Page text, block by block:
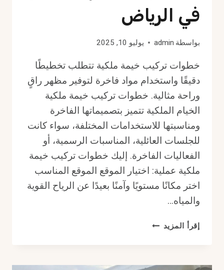
في الرياض
بواسطة admin يوليو 10, 2025
خطوات تركيب خيمة ملكية تتطلب تخطيطًا
دقيقًا واستخدام مواد فاخرة لتوفير مظهر راقٍ
وراحة مثالية. خطوات تركيب خيمة ملكية
الخيام الملكية تتميز بتصميماتها الفاخرة
ومناسبتها للاستخدامات المختلفة، سواء كانت
للجلسات العائلية، المناسبات الرسمية، أو
الفعاليات الفاخرة. إليك خطوات تركيب خيمة
ملكية عملية: اختيار الموقع الموقع المناسب
اختر مكانًا مستويًا وآمنًا بعيدًا عن الرياح القوية
والمياه…
إقرأ المزيد خطوات